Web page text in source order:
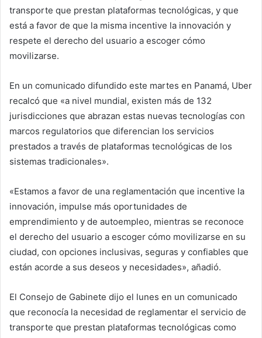
transporte que prestan plataformas tecnológicas, y que
está a favor de que la misma incentive la innovación y
respete el derecho del usuario a escoger cómo
movilizarse.
En un comunicado difundido este martes en Panamá, Uber
recalcó que «a nivel mundial, existen más de 132
jurisdicciones que abrazan estas nuevas tecnologías con
marcos regulatorios que diferencian los servicios
prestados a través de plataformas tecnológicas de los
sistemas tradicionales».
«Estamos a favor de una reglamentación que incentive la
innovación, impulse más oportunidades de
emprendimiento y de autoempleo, mientras se reconoce
el derecho del usuario a escoger cómo movilizarse en su
ciudad, con opciones inclusivas, seguras y confiables que
están acorde a sus deseos y necesidades», añadió.
El Consejo de Gabinete dijo el lunes en un comunicado
que reconocía la necesidad de reglamentar el servicio de
transporte que prestan plataformas tecnológicas como